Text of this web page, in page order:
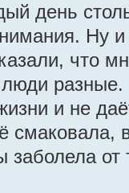
день
Ну
что
и не
смаковала,
от